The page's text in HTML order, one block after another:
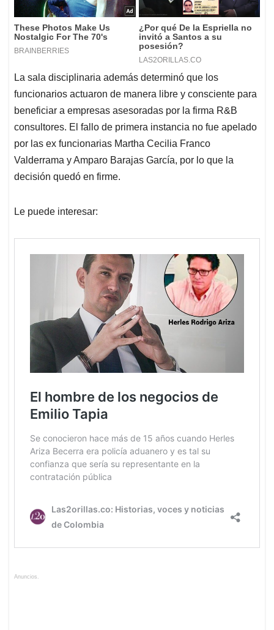
La sala disciplinaria además determinó que los
funcionarios actuaron de manera libre y consciente para
beneficiar a empresas asesoradas por la firma R&B
consultores. El fallo de primera instancia no fue apelado
por las ex funcionarias Martha Cecilia Franco
Valderrama y Amparo Barajas García, por lo que la
decisión quedó en firme.
Le puede interesar:
Anuncios.